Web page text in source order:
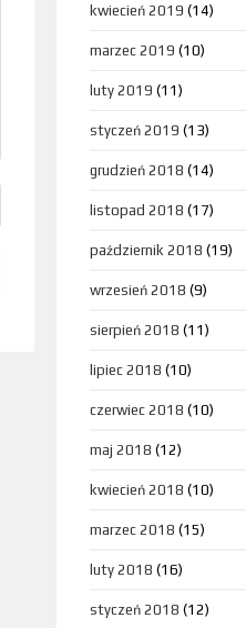
kwiecień 2019 (14)
marzec 2019 (10)
luty 2019 (11)
styczeń 2019 (13)
grudzień 2018 (14)
listopad 2018 (17)
październik 2018 (19)
wrzesień 2018 (9)
sierpień 2018 (11)
lipiec 2018 (10)
czerwiec 2018 (10)
maj 2018 (12)
kwiecień 2018 (10)
marzec 2018 (15)
luty 2018 (16)
styczeń 2018 (12)